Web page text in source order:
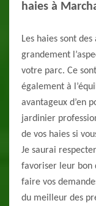
haies à
Les haies sont
grandement
votre parc. Ce
également à
avantageux d’en
jardinier
de vos haies si
Je saurai
favoriser leur bon
faire vos
du meilleur des